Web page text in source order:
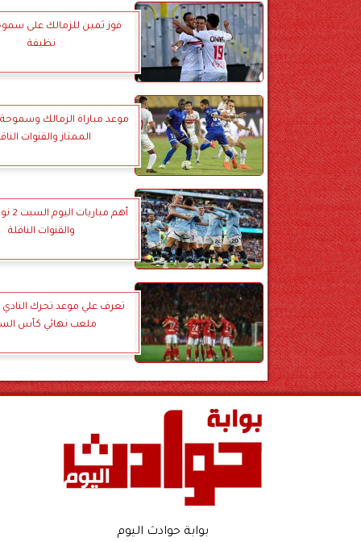
فوز ثمين للزمالك على
نظيفة
موعد مباراة الزمالك
الممتاز والقنوات
والقنوات الناقلة
تعرف علي موعد تحرك النادي
ملعب نهائي كأس
بوابة حوادث اليوم